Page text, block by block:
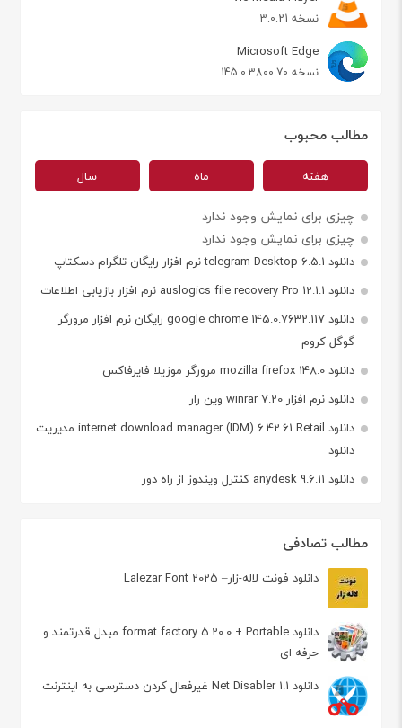
نسخه 3.0.21
Microsoft Edge
نسخه 145.0.3800.70
مطالب محبوب
هفته ماه سال
چیزی برای نمایش وجود ندارد
چیزی برای نمایش وجود ندارد
دانلود telegram Desktop 6.5.1 نرم افزار رایگان تلگرام دسکتاپ
دانلود auslogics file recovery Pro 12.1.1 نرم افزار بازیابی اطلاعات
دانلود google chrome 145.0.7632.117 رایگان نرم افزار مرورگر
گوگل کروم
دانلود mozilla firefox 148.0 مرورگر موزیلا فایرفاکس
دانلود نرم افزار winrar 7.20 وین رار
دانلود internet download manager (IDM) 6.42.61 Retail مدیریت
دانلود
دانلود anydesk 9.6.11 کنترل ویندوز از راه دور
مطالب تصادفی
دانلود فونت لاله-زار– Lalezar Font 2025
دانلود format factory 5.20.0 + Portable مبدل قدرتمند و
حرفه ای
دانلود Net Disabler 1.1 غیرفعال کردن دسترسی به اینترنت